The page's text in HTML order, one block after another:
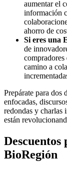
aumentar el
información
ahorro de
Si eres una
de
compradores
camino a
Prepárate para dos
enfocadas,
redondas y charlas
están
Descuentos
BioRegión